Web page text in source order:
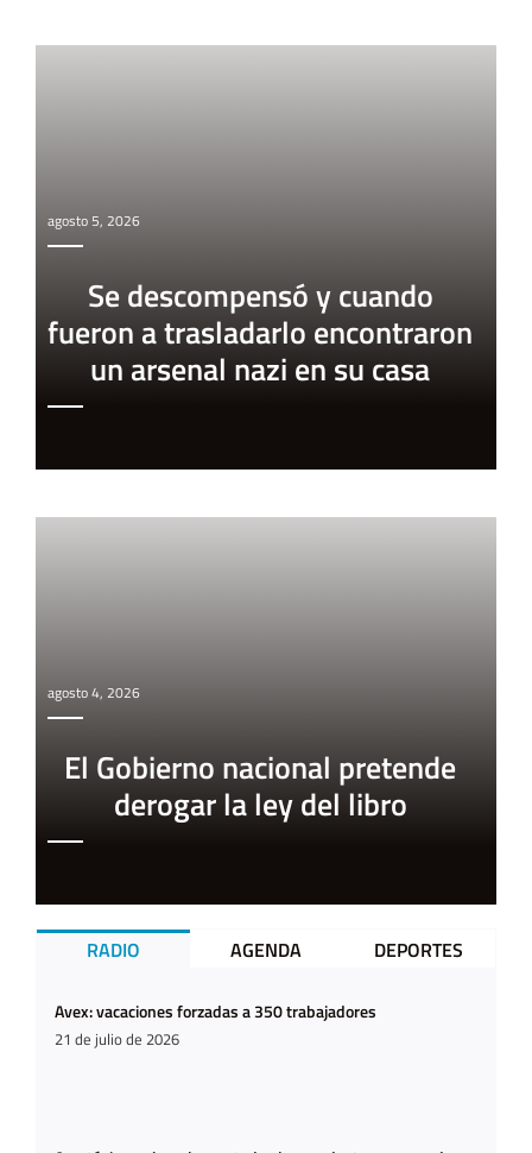
agosto 5, 2026
Se descompensó y cuando
fueron a trasladarlo encontraron
un arsenal nazi en su casa
agosto 4, 2026
El Gobierno nacional pretende
derogar la ley del libro
RADIO AGENDA DEPORTES
Avex: vacaciones forzadas a 350 trabajadores
21 de julio de 2026